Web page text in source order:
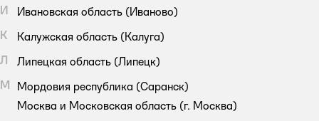
И
Ивановская область (Иваново)
К
Калужская область (Калуга)
Л
Липецкая область (Липецк)
М
Мордовия республика (Саранск)
Москва и Московская область (г. Москва)